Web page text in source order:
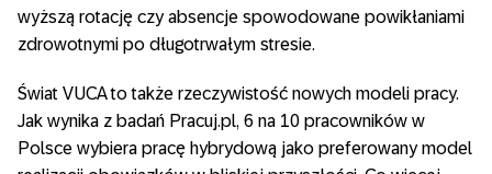
wyższą rotację czy absencje spowodowane powikłaniami
zdrowotnymi po długotrwałym stresie.
Świat VUCA to także rzeczywistość nowych modeli pracy.
Jak wynika z badań Pracuj.pl, 6 na 10 pracowników w
Polsce wybiera pracę hybrydową jako preferowany model